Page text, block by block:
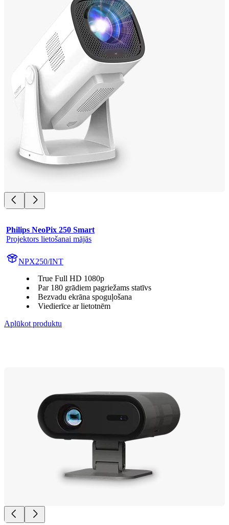
Philips NeoPix 250 Smart
Projektors lietošanai mājās
NPX250/INT
True Full HD 1080p
Par 180 grādiem pagriežams statīvs
Bezvadu ekrāna spoguļošana
Viedierīce ar lietotnēm
Aplūkot produktu